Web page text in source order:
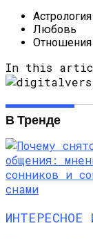
Астрология
Любовь
Отношения
In this
В Тренде
ИНТЕРЕСНОЕ